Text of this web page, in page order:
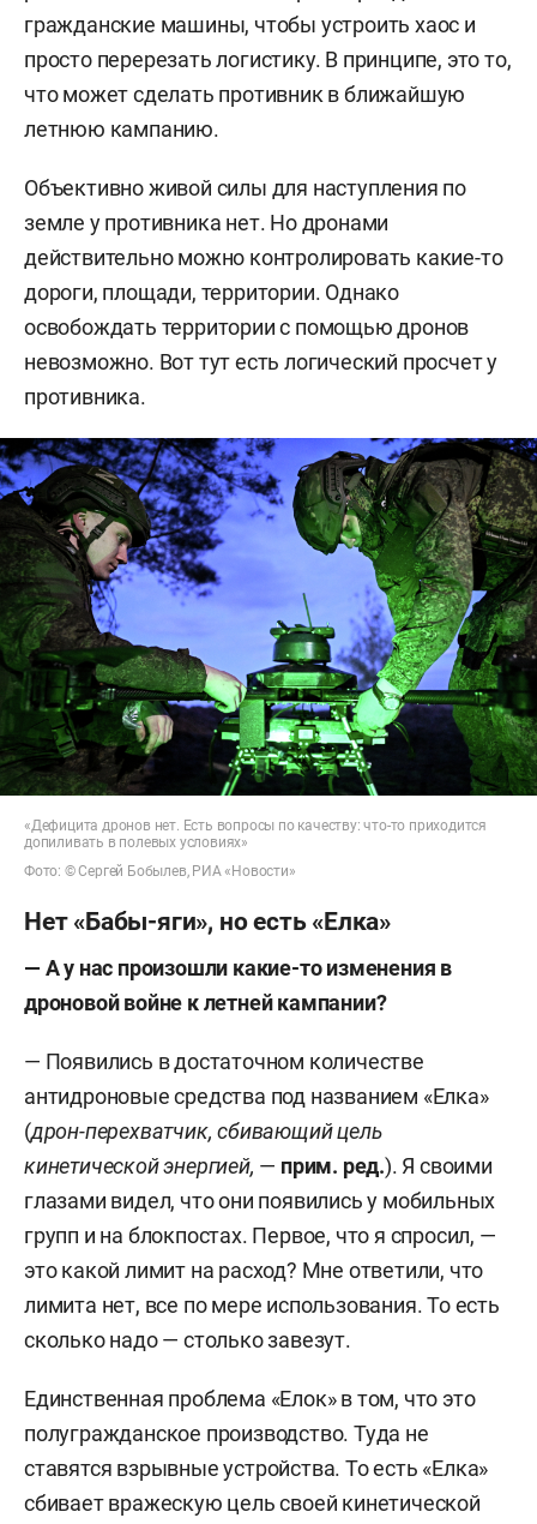
гражданские машины, чтобы устроить хаос и
просто перерезать логистику. В принципе, это то,
что может сделать противник в ближайшую
летнюю кампанию.
Объективно живой силы для наступления по
земле у противника нет. Но дронами
действительно можно контролировать какие-то
дороги, площади, территории. Однако
освобождать территории с помощью дронов
невозможно. Вот тут есть логический просчет у
противника.
«Дефицита дронов нет. Есть вопросы по качеству: что-то приходится
допиливать в полевых условиях»
Фото: © Сергей Бобылев, РИА «Новости»
Нет «Бабы-яги», но есть «Елка»
— А у нас произошли какие-то изменения в
дроновой войне к летней кампании?
— Появились в достаточном количестве
антидроновые средства под названием «Елка»
(дрон-перехватчик, сбивающий цель
кинетической энергией, — прим. ред.). Я своими
глазами видел, что они появились у мобильных
групп и на блокпостах. Первое, что я спросил, —
это какой лимит на расход? Мне ответили, что
лимита нет, все по мере использования. То есть
сколько надо — столько завезут.
Единственная проблема «Елок» в том, что это
полугражданское производство. Туда не
ставятся взрывные устройства. То есть «Елка»
сбивает вражескую цель своей кинетической